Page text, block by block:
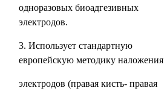
одноразовых биоадгезивных
электродов.
3. Использует стандартную
европейскую методику наложения
электродов (правая кисть- правая